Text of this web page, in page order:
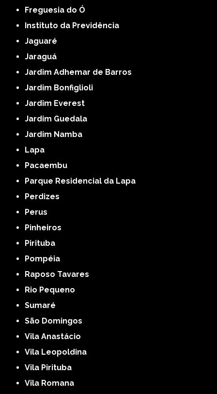
Freguesia do Ó
Instituto da Previdência
Jaguaré
Jaraguá
Jardim Adhemar de Barros
Jardim Bonfiglioli
Jardim Everest
Jardim Guedala
Jardim Namba
Lapa
Pacaembu
Parque Residencial da Lapa
Perdizes
Perus
Pinheiros
Pirituba
Pompéia
Raposo Tavares
Rio Pequeno
Sumaré
São Domingos
Vila Anastácio
Vila Leopoldina
Vila Pirituba
Vila Romana